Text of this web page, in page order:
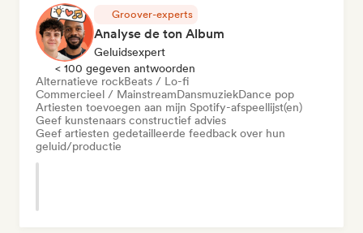
Groover-experts
Analyse de ton Album
Geluidsexpert
< 100 gegeven antwoorden
Alternatieve rockBeats / Lo-fi
Commercieel / MainstreamDansmuziekDance pop
Artiesten toevoegen aan mijn Spotify-afspeellijst(en)
Geef kunstenaars constructief advies
Geef artiesten gedetailleerde feedback over hun
geluid/productie